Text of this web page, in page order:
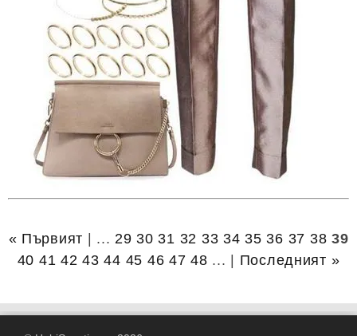
« Първият | ... 29 30 31 32 33 34 35 36 37 38 39
40 41 42 43 44 45 46 47 48 ... | Последният »